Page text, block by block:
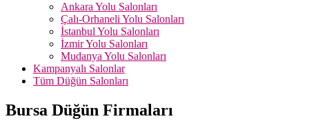
Ankara Yolu Salonları
Çalı-Orhaneli Yolu Salonları
İstanbul Yolu Salonları
İzmir Yolu Salonları
Mudanya Yolu Salonları
Kampanyalı Salonlar
Tüm Düğün Salonları
Bursa Düğün Firmaları